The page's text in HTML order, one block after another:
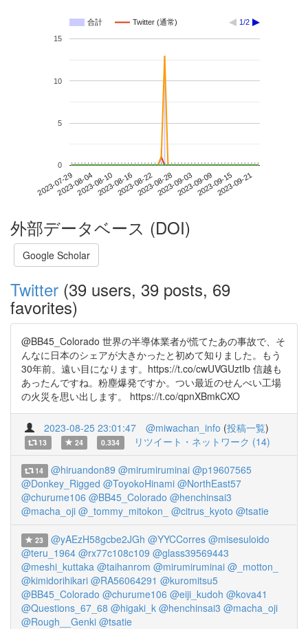
合計 Twitter (通常) 1/2
2023-07-292023-08-042023-08-102023-08-162023-08-222023-08-282023-09-032023-09-092023-09-152023-09-21
0
5
10
15
外部データベース (DOI)
Google Scholar
Twitter (39 users, 39 posts, 69
favorites)
@BB45_Colorado 世界の半導体業者が慌てたあの事故で、そ
んなに日本のシェアが大きかったと初めて知りました。もう
30年前。遠い目になります。https://t.co/cwUVGUztIb 信越も
あったんですね。粉塵爆発ですか。つい最近のせんべい工場
の火災を思い出します。 https://t.co/qpnXBmkCXO
2023-08-25 23:01:47 @miwachan_info (投稿一覧)
13 24 0.334 リツイート・ネットワーク (14)
14 @hiruandon89 @mirumiruminai @p19607565
@Donkey_Rigged @ToyokoHinami @NorthEast57
@churume106 @BB45_Colorado @henchinsai3
@macha_oji @_tommy_mitokon_ @citrus_kyoto @tsatie
23 @yAEzH58gcbe2JGh @YYCCorres @misesuloido
@teru_1964 @rx77c108c109 @glass39569443
@meshi_kuttaka @taihanrom @mirumiruminai @_motton_
@kimidorihikari @RA56064291 @kuromitsu5
@BB45_Colorado @churume106 @eiji_kudoh @kova41
@Questions_67_68 @higaki_k @henchinsai3 @macha_oji
@Rough__Genki @tsatie